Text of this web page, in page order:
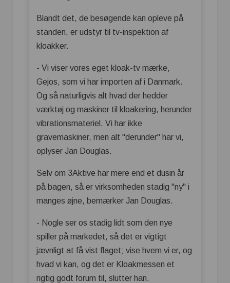
Blandt det, de besøgende kan opleve på
standen, er udstyr til tv-inspektion af
kloakker.
- Vi viser vores eget kloak-tv mærke,
Gejos, som vi har importen af i Danmark.
Og så naturligvis alt hvad der hedder
værktøj og maskiner til kloakering, herunder
vibrationsmateriel. Vi har ikke
gravemaskiner, men alt "derunder" har vi,
oplyser Jan Douglas.
Selv om 3Aktive har mere end et dusin år
på bagen, så er virksomheden stadig "ny" i
manges øjne, bemærker Jan Douglas.
- Nogle ser os stadig lidt som den nye
spiller på markedet, så det er vigtigt
jævnligt at få vist flaget; vise hvem vi er, og
hvad vi kan, og det er Kloakmessen et
rigtig godt forum til, slutter han.